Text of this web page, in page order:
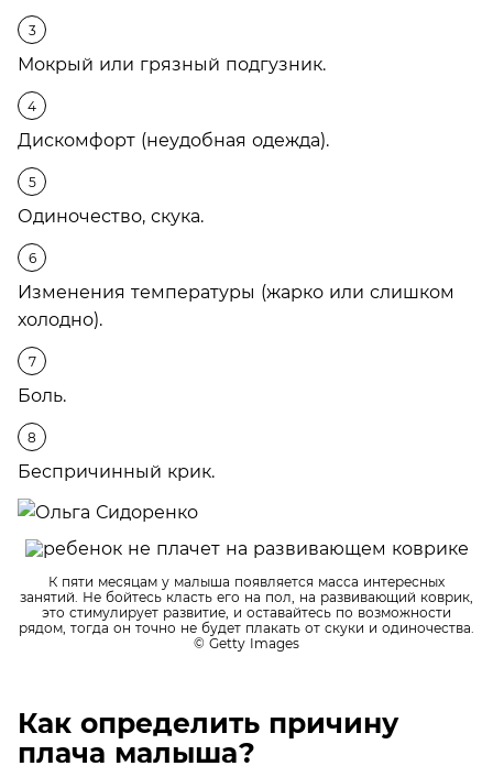
Мокрый или грязный подгузник.
Дискомфорт (неудобная одежда).
Одиночество, скука.
Изменения температуры (жарко или слишком
холодно).
Боль.
Беспричинный крик.
К пяти месяцам у малыша появляется масса интересных
занятий. Не бойтесь класть его на пол, на развивающий коврик,
это стимулирует развитие, и оставайтесь по возможности
рядом, тогда он точно не будет плакать от скуки и одиночества.
© Getty Images
Как определить причину
плача малыша?